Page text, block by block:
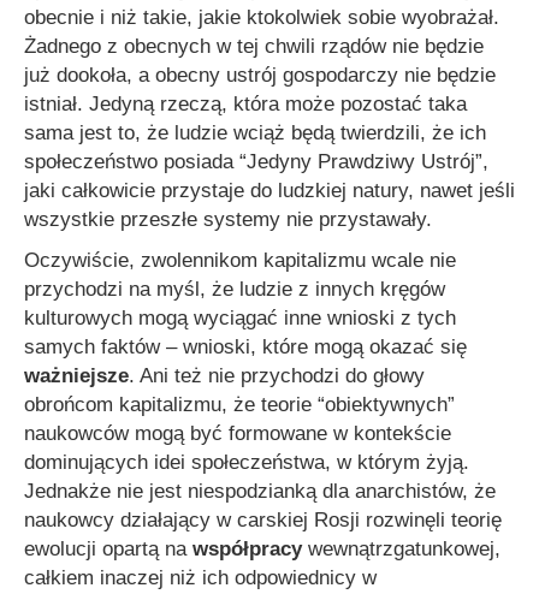
obecnie i niż takie, jakie ktokolwiek sobie wyobrażał.
Żadnego z obecnych w tej chwili rządów nie będzie
już dookoła, a obecny ustrój gospodarczy nie będzie
istniał. Jedyną rzeczą, która może pozostać taka
sama jest to, że ludzie wciąż będą twierdzili, że ich
społeczeństwo posiada “Jedyny Prawdziwy Ustrój”,
jaki całkowicie przystaje do ludzkiej natury, nawet jeśli
wszystkie przeszłe systemy nie przystawały.
Oczywiście, zwolennikom kapitalizmu wcale nie
przychodzi na myśl, że ludzie z innych kręgów
kulturowych mogą wyciągać inne wnioski z tych
samych faktów – wnioski, które mogą okazać się
ważniejsze. Ani też nie przychodzi do głowy
obrońcom kapitalizmu, że teorie “obiektywnych”
naukowców mogą być formowane w kontekście
dominujących idei społeczeństwa, w którym żyją.
Jednakże nie jest niespodzianką dla anarchistów, że
naukowcy działający w carskiej Rosji rozwinęli teorię
ewolucji opartą na współpracywewnątrzgatunkowej,
całkiem inaczej niż ich odpowiednicy w